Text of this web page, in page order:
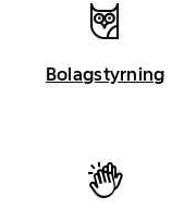
Bolagstyrning